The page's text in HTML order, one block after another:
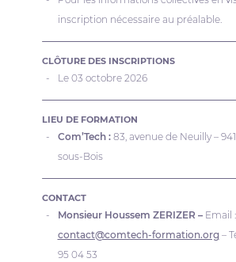
inscription nécessaire au préalable.
CLÔTURE DES INSCRIPTIONS
Le 03 octobre 2026
LIEU DE FORMATION
Com’Tech :83, avenue de Neuilly –
sous-Bois
CONTACT
Monsieur Houssem ZERIZER – Email :
contact@comtech-formation.org–
95 04 53